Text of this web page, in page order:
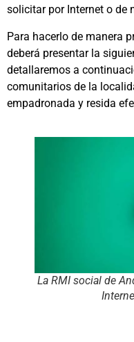
solicitar por Internet o de
Para hacerlo de manera
deberá presentar la
detallaremos a
comunitarios de la
empadronada y resida
La RMI social de